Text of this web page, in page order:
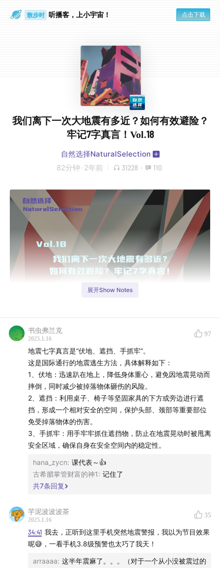
通勤路上听播客，上小宇宙！ 点击下载
我们离下一次大地震有多近？如何有效避险？
牢记7字真言！Vol.18
自然选择NaturalSelection
82分钟 · 2年前 31228 · 110
这是一期保命科普。
最近真是不太平。
除了加州山火外，中国和日本接连发生多次地震。其中日
喀则、日本九州都发生了6级以上的地震，造成了重大的
财产和人员损失。
本期节目是在1月12日录制的，当时在讨论地震预测的时候
特意提到了日本的南海海槽就是一个很难预测的地震活跃
地带，没想到就在第二天，日本九州就发生了6.9级地震。
对地震越是不了解，可能就越恐惧。在日喀则地震和日本
展开Show Notes
书虫弗兰克
2025.1.16
97
地震七字真言是“伏地、遮挡、手抓牢”。
这是国际通行的地震逃生方法，具体解释如下：
1、伏地：迅速趴在地上，降低身体重心，避免因地震晃动而
摔倒，同时减少被掉落物体砸伤的风险。
2、遮挡：利用桌子、椅子等坚固家具的下方或旁边进行遮
挡，形成一个相对安全的空间，保护头部、颈部等重要部位
免受掉落物体的伤害。
3、手抓牢：用手牢牢抓住遮挡物，防止在地震晃动时被甩离
安全区域，确保自身在安全空间内的稳定性。
hana_zycn: 课代表～👍
古希腊掌管财富的神1: 记住了
共7条回复
芋泥波波波茶
2025.1.16
35
34:41 我去，正听到这里手机突然地震警报，我以为节目效果
呢😅，一看手机3.8级预警也太巧了我天！
arraaaa: 这半年震麻了。。。（对于一个从小没被震过的